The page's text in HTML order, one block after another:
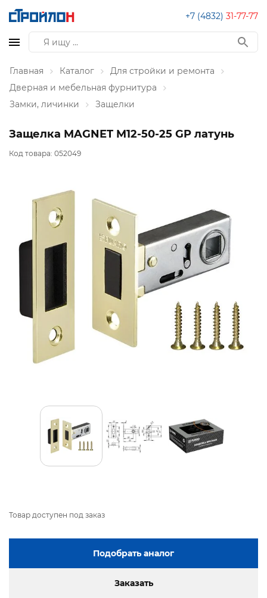
+7 (4832) 31-77-77
Главная Каталог
Для стройки и ремонта
Дверная и мебельная фурнитура
Замки, личинки
Защелки
Защелка MAGNET M12-50-25 GP латунь
Код товара: 052049
Товар доступен под заказ
Подобрать аналог
Заказать